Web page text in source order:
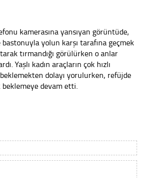
kamerasına yansıyan görüntüde,
bastonuyla yolun karşı tarafına geçmek
tırmandığı görülürken o anlar
Yaşlı kadın araçların çok hızlı
dolayı yorulurken, refüjde
devam etti.